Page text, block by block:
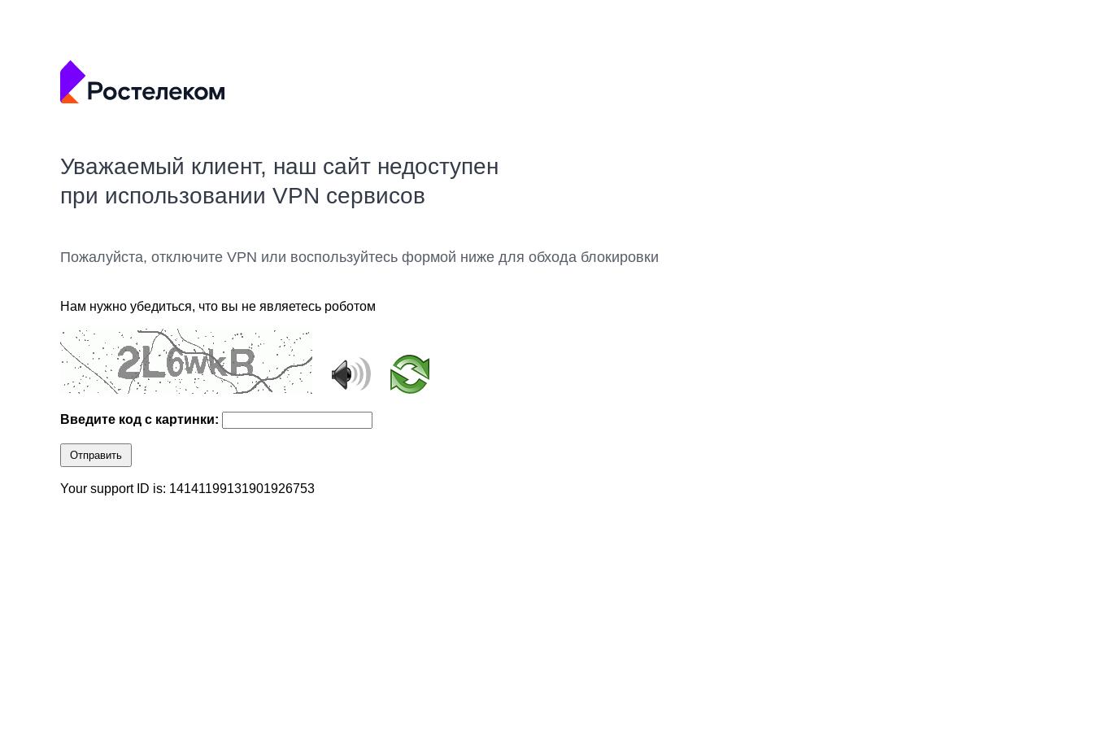
Уважаемый клиент, наш сайт недоступен
при использовании VPN сервисов
Пожалуйста, отключите VPN или воспользуйтесь формой ниже для обхода блокировки
Нам нужно убедиться, что вы не являетесь роботом
Введите код с картинки:
Отправить
Your support ID is: 14141199131901926753